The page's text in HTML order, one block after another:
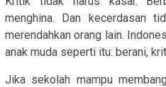
menghina. Dan kecerdasan
merendahkan orang lain.
anak muda seperti itu: berani,
Jika sekolah mampu